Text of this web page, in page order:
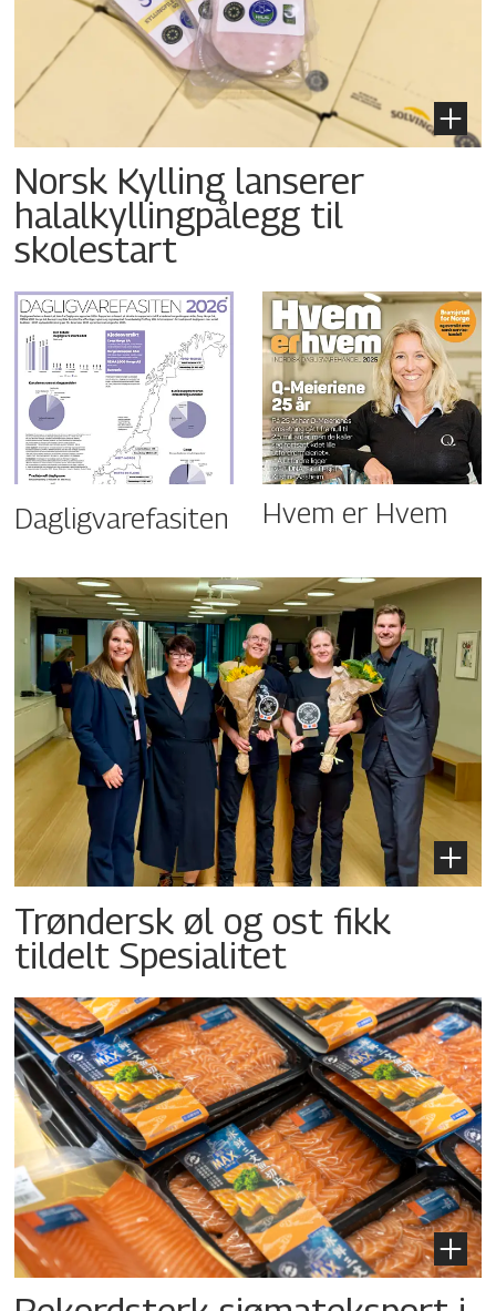
Norsk Kylling lanserer
halalkyllingpålegg til
skolestart
Dagligvarefasiten Hvem er Hvem
Trøndersk øl og ost fikk
tildelt Spesialitet